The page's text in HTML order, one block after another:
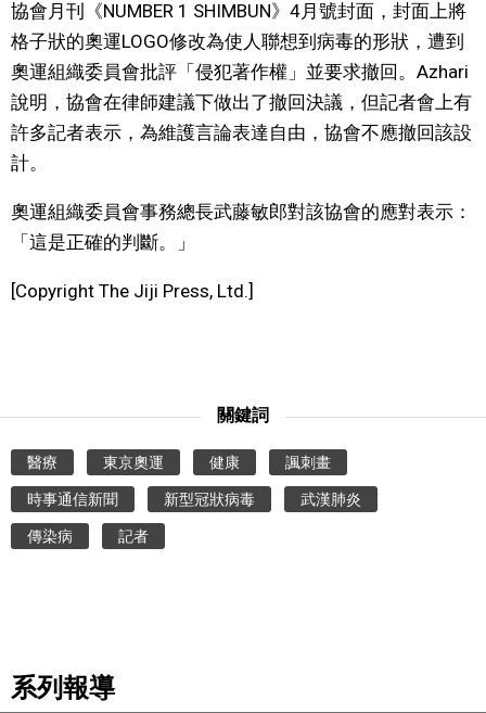
日本入門
政治外交
社會
財經
文化
生活
運動
娛樂
工作勞動
協會月刊《NUMBER 1 SHIMBUN》4月號封面，封面上將
格子狀的奧運LOGO修改為使人聯想到病毒的形狀，遭到
奧運組織委員會批評「侵犯著作權」並要求撤回。Azhari
說明，協會在律師建議下做出了撤回決議，但記者會上有
許多記者表示，為維護言論表達自由，協會不應撤回該設
計。
奧運組織委員會事務總長武藤敏郎對該協會的應對表示：
「這是正確的判斷。」
[Copyright The Jiji Press, Ltd.]
關鍵詞
醫療 東京奧運 健康 諷刺畫
時事通信新聞 新型冠狀病毒 武漢肺炎
傳染病 記者
系列報導